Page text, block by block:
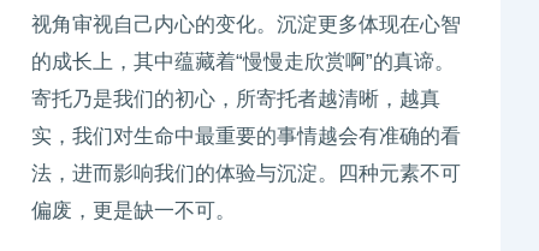
视角审视自己内心的变化。沉淀更多体现在心智
的成长上，其中蕴藏着“慢慢走欣赏啊”的真谛。
寄托乃是我们的初心，所寄托者越清晰，越真
实，我们对生命中最重要的事情越会有准确的看
法，进而影响我们的体验与沉淀。四种元素不可
偏废，更是缺一不可。